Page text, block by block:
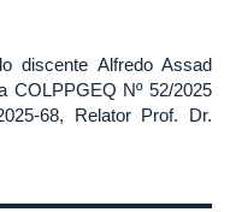
discente Alfredo Assad
COLPPGEQ Nº 52/2025
68, Relator Prof. Dr.